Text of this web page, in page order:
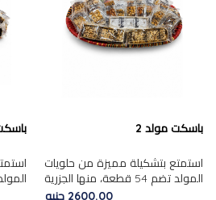
باسكت مولد 2
استمتع بتشكيلة مميزة من حلويات
المولد تضم 54 قطعة، منها الجزرية
بالفول والبندق، علي بابا بالمكسرات،
2600.00 جنيه